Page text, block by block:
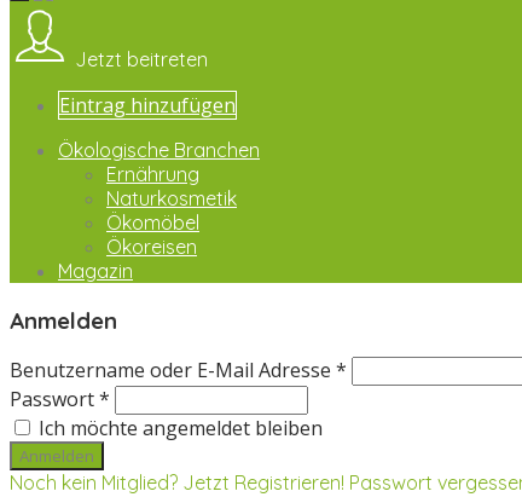
Jetzt beitreten
Eintrag hinzufügen
Ökologische Branchen
Ernährung
Naturkosmetik
Ökomöbel
Ökoreisen
Magazin
Anmelden
Benutzername oder E-Mail Adresse *
Passwort *
Ich möchte angemeldet bleiben
Noch kein Mitglied? Jetzt Registrieren! Passwort